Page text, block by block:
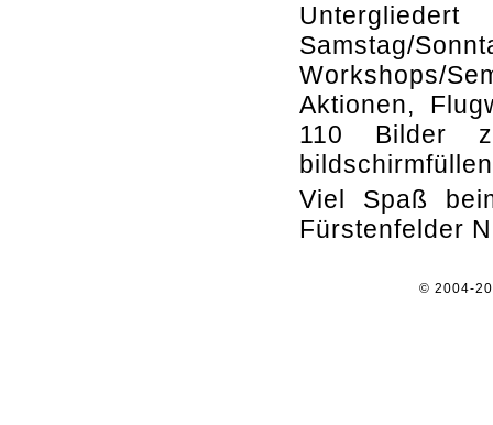
Workshops/
Aktionen,
110 Bilder
Viel Spaß
Fürstenfelder
© 2004-